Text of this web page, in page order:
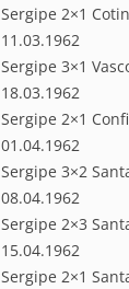
Sergipe 2×1
11.03.1962
Sergipe 3×1
18.03.1962
Sergipe 2×1
01.04.1962
Sergipe 3×2
08.04.1962
Sergipe 2×3
15.04.1962
Sergipe 2×1